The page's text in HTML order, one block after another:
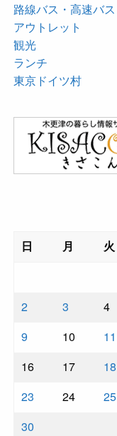
路線バス・高速バス
アウトレット
観光
ランチ
東京ドイツ村
日
月 火
2
3 4
9
10 11
16
17 18
23
24 25
30